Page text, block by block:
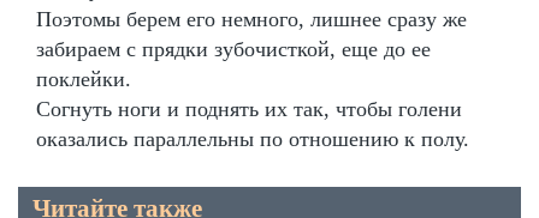
Поэтомы берем его немного, лишнее сразу же
забираем с прядки зубочисткой, еще до ее
поклейки.
Согнуть ноги и поднять их так, чтобы голени
оказались параллельны по отношению к полу.
Читайте также